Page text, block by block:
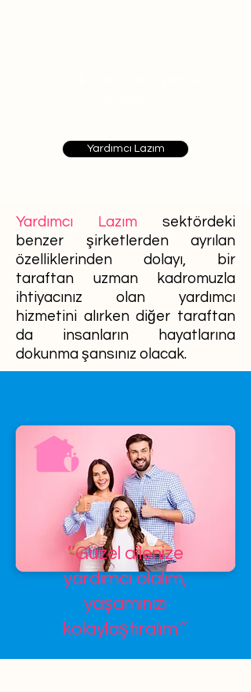
Yardımcı Lazım
Yardımcı Lazım sektördeki
benzer şirketlerden ayrılan
özelliklerinden dolayı, bir
taraftan uzman kadromuzla
ihtiyacınız olan yardımcı
hizmetini alırken diğer taraftan
da insanların hayatlarına
dokunma şansınız olacak.
’’Güzel ailenize
yardımcı olalım,
yaşamınızı
kolaylaştıralım.’’